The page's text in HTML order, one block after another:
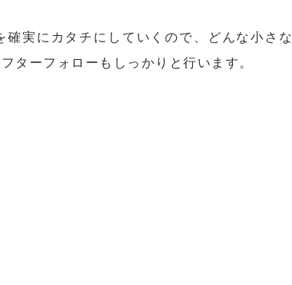
実にカタチにしていくので、どんな小さな
ターフォローもしっかりと行います。